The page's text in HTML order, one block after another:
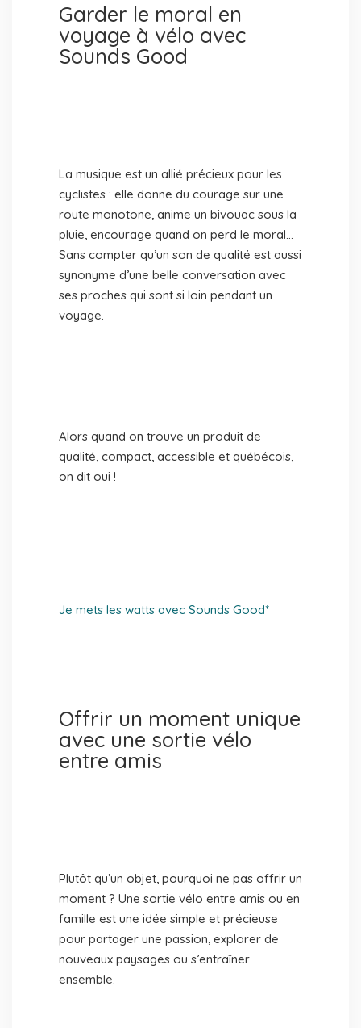
Garder le moral en
voyage à vélo avec
Sounds Good
La musique est un allié précieux pour les
cyclistes : elle donne du courage sur une
route monotone, anime un bivouac sous la
pluie, encourage quand on perd le moral…
Sans compter qu’un son de qualité est aussi
synonyme d’une belle conversation avec
ses proches qui sont si loin pendant un
voyage.
Alors quand on trouve un produit de
qualité, compact, accessible et québécois,
on dit oui !
Je mets les watts avec Sounds Good*
Offrir un moment unique
avec une sortie vélo
entre amis
Plutôt qu’un objet, pourquoi ne pas offrir un
moment ? Une sortie vélo entre amis ou en
famille est une idée simple et précieuse
pour partager une passion, explorer de
nouveaux paysages ou s’entraîner
ensemble.